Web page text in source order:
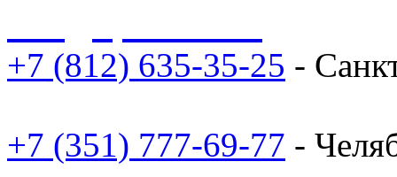
+7 (812) 635-35-25 -
+7 (351) 777-69-77 -